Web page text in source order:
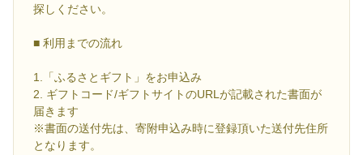
探しください。
■ 利用までの流れ
1.「ふるさとギフト」をお申込み
2. ギフトコード/ギフトサイトのURLが記載された書面が
届きます
※書面の送付先は、寄附申込み時に登録頂いた送付先住所
となります。